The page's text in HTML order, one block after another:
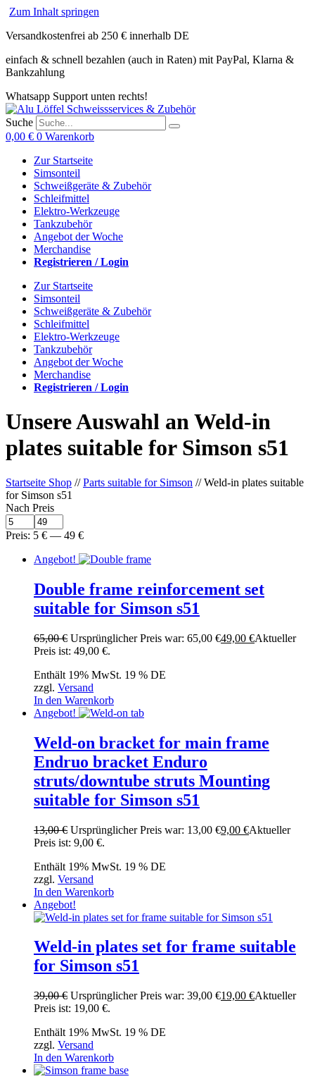
Zum Inhalt springen
Versandkostenfrei ab 250 € innerhalb DE
einfach & schnell bezahlen (auch in Raten) mit PayPal, Klarna &
Bankzahlung
Whatsapp Support unten rechts!
Suche
0,00 € 0 Warenkorb
Zur Startseite
Simsonteil
Schweißgeräte & Zubehör
Schleifmittel
Elektro-Werkzeuge
Tankzubehör
Angebot der Woche
Merchandise
Registrieren / Login
Zur Startseite
Simsonteil
Schweißgeräte & Zubehör
Schleifmittel
Elektro-Werkzeuge
Tankzubehör
Angebot der Woche
Merchandise
Registrieren / Login
Unsere Auswahl an Weld-in
plates suitable for Simson s51
Startseite Shop //Parts suitable for Simson // Weld-in plates suitable
for Simson s51
Nach Preis
Preis: 5 € — 49 €
Angebot!
Double frame reinforcement set
suitable for Simson s51
65,00€ Ursprünglicher Preis war: 65,00 €49,00 €Aktueller
Preis ist: 49,00 €.
Enthält 19% MwSt. 19 % DE
zzgl. Versand
In den Warenkorb
Angebot!
Weld-on bracket for main frame
Endruo bracket Enduro
struts/downtube struts Mounting
suitable for Simson s51
13,00€ Ursprünglicher Preis war: 13,00 €9,00 €Aktueller
Preis ist: 9,00 €.
Enthält 19% MwSt. 19 % DE
zzgl. Versand
In den Warenkorb
Angebot!
Weld-in plates set for frame suitable
for Simson s51
39,00€ Ursprünglicher Preis war: 39,00 €19,00 €Aktueller
Preis ist: 19,00 €.
Enthält 19% MwSt. 19 % DE
zzgl. Versand
In den Warenkorb